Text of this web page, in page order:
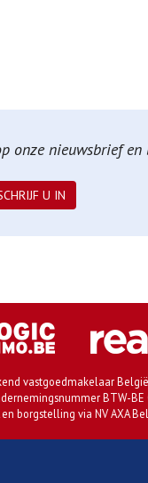
nieuwsbrief
U IN
vastgoedmakelaar
BTW-BE
en borgstelling via NV AXA